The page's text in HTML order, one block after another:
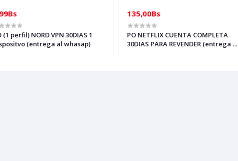
(1 perfil) NORD VPN 30DIAS 1
(entrega al whasap)
135,00Bs
PO NETFLIX CUENTA COMPLETA
30DIAS PARA REVENDER (entrega al